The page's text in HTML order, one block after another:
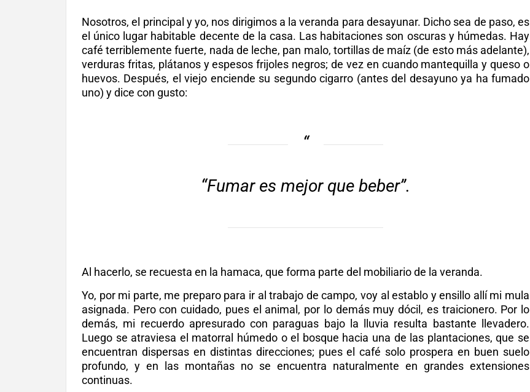
Nosotros, el principal y yo, nos dirigimos a la veranda para desayunar. Dicho sea de paso, es
el único lugar habitable decente de la casa. Las habitaciones son oscuras y húmedas. Hay
café terriblemente fuerte, nada de leche, pan malo, tortillas de maíz (de esto más adelante),
verduras fritas, plátanos y espesos frijoles negros; de vez en cuando mantequilla y queso o
huevos. Después, el viejo enciende su segundo cigarro (antes del desayuno ya ha fumado
uno) y dice con gusto:
“Fumar es mejor que beber”.
Al hacerlo, se recuesta en la hamaca, que forma parte del mobiliario de la veranda.
Yo, por mi parte, me preparo para ir al trabajo de campo, voy al establo y ensillo allí mi mula
asignada. Pero con cuidado, pues el animal, por lo demás muy dócil, es traicionero. Por lo
demás, mi recuerdo apresurado con paraguas bajo la lluvia resulta bastante llevadero.
Luego se atraviesa el matorral húmedo o el bosque hacia una de las plantaciones, que se
encuentran dispersas en distintas direcciones; pues el café solo prospera en buen suelo
profundo, y en las montañas no se encuentra naturalmente en grandes extensiones
continuas.